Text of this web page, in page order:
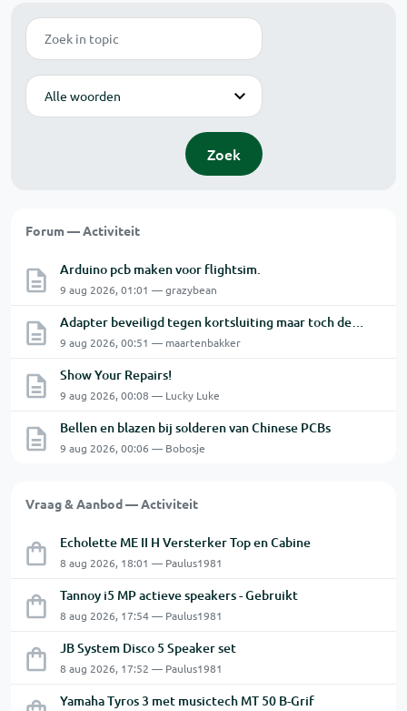
Zoek
Modus
Zoek
Forum — Activiteit
Arduino pcb maken voor flightsim.
9 aug 2026, 01:01 — grazybean
Adapter beveiligd tegen kortsluiting maar toch defect?
9 aug 2026, 00:51 — maartenbakker
Show Your Repairs!
9 aug 2026, 00:08 — Lucky Luke
Bellen en blazen bij solderen van Chinese PCBs
9 aug 2026, 00:06 — Bobosje
Vraag & Aanbod — Activiteit
Echolette ME II H Versterker Top en Cabine
8 aug 2026, 18:01 — Paulus1981
Tannoy i5 MP actieve speakers - Gebruikt
8 aug 2026, 17:54 — Paulus1981
JB System Disco 5 Speaker set
8 aug 2026, 17:52 — Paulus1981
Yamaha Tyros 3 met musictech MT 50 B-Grif